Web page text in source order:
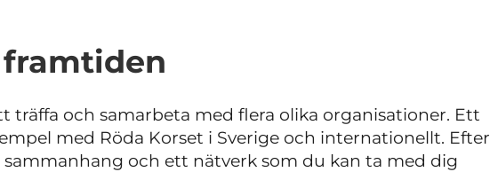
träffa och samarbeta med flera olika organisationer. Ett
med Röda Korset i Sverige och internationellt. Efter
och ett nätverk som du kan ta med dig